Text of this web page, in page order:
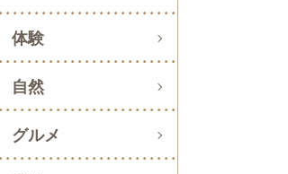
体験
自然
グルメ